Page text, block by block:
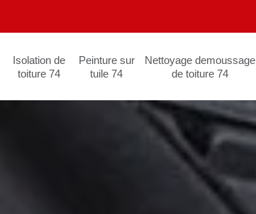
Isolation de
toiture 74
Peinture sur
tuile 74
Nettoyage demoussage
de toiture 74